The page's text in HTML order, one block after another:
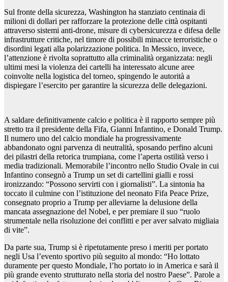
Sul fronte della sicurezza, Washington ha stanziato centinaia di
milioni di dollari per rafforzare la protezione delle città ospitanti
attraverso sistemi anti-drone, misure di cybersicurezza e difesa delle
infrastrutture critiche, nel timore di possibili minacce terroristiche o
disordini legati alla polarizzazione politica. In Messico, invece,
l’attenzione è rivolta soprattutto alla criminalità organizzata: negli
ultimi mesi la violenza dei cartelli ha interessato alcune aree
coinvolte nella logistica del torneo, spingendo le autorità a
dispiegare l’esercito per garantire la sicurezza delle delegazioni.
A saldare definitivamente calcio e politica è il rapporto sempre più
stretto tra il presidente della Fifa, Gianni Infantino, e Donald Trump.
Il numero uno del calcio mondiale ha progressivamente
abbandonato ogni parvenza di neutralità, sposando perfino alcuni
dei pilastri della retorica trumpiana, come l’aperta ostilità verso i
media tradizionali. Memorabile l’incontro nello Studio Ovale in cui
Infantino consegnò a Trump un set di cartellini gialli e rossi
ironizzando: “Possono servirti con i giornalisti”. La sintonia ha
toccato il culmine con l’istituzione del neonato Fifa Peace Prize,
consegnato proprio a Trump per alleviarne la delusione della
mancata assegnazione del Nobel, e per premiare il suo “ruolo
strumentale nella risoluzione dei conflitti e per aver salvato migliaia
di vite”.
Da parte sua, Trump si è ripetutamente preso i meriti per portato
negli Usa l’evento sportivo più seguito al mondo: “Ho lottato
duramente per questo Mondiale, l’ho portato io in America e sarà il
più grande evento strutturato nella storia del nostro Paese”. Parole a